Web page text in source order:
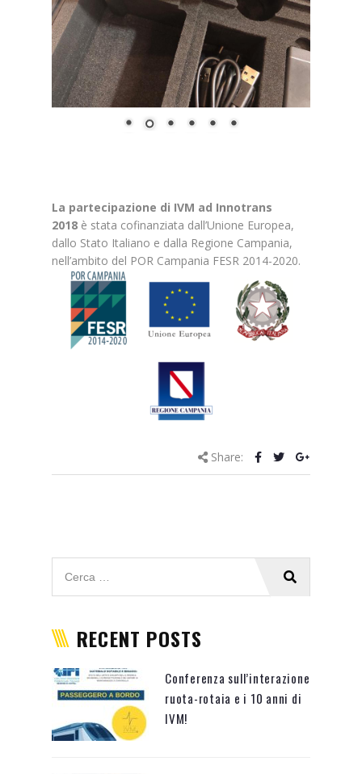
La partecipazione di IVM ad Innotrans
2018 è stata cofinanziata dall’Unione Europea,
dallo Stato Italiano e dalla Regione Campania,
nell’ambito del POR Campania FESR 2014-2020.
Share:
RECENT POSTS
Conferenza sull’interazione
ruota-rotaia e i 10 anni di
IVM!